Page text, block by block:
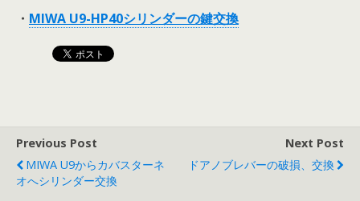
・ MIWA U9-HP40シリンダーの鍵交換
Previous Post
MIWA U9からカバスターネ
オへシリンダー交換
Next Post
ドアノブレバーの破損、交換